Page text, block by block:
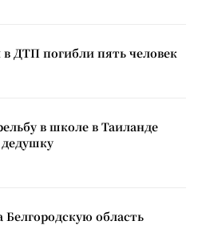
ДТП погибли пять человек
в школе в Таиланде
Белгородскую область